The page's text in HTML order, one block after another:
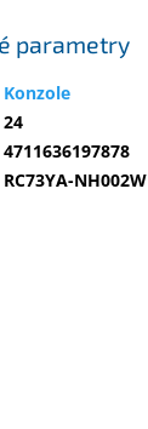
parametry
Konzole
24
4711636197878
RC73YA-NH002W